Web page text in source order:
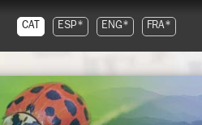
CAT ESP* ENG* FRA*